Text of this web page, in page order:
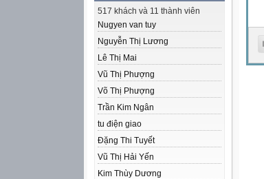
517 khách và 11 thành viên
Nugyen van tuy
Nguyễn Thị Lương
Lê Thị Mai
Vũ Thị Phượng
Võ Thị Phượng
Trần Kim Ngân
tu điện giao
Đặng Thi Tuyết
Vũ Thị Hải Yến
Kim Thùy Dương